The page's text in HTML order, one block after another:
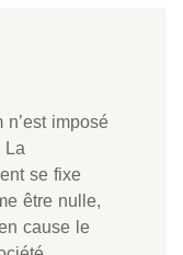
imposé
La
se fixe
être nulle,
cause le